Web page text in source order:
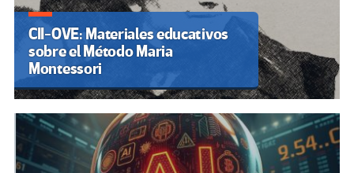
CII-OVE: Materiales educativos
sobre el Método Maria
Montessori